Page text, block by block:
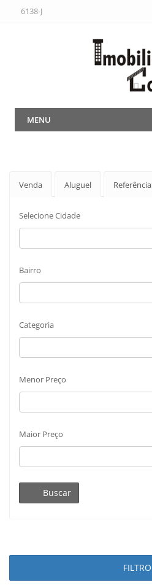
6138-J
MENU
Venda Aluguel Referência
Selecione Cidade
Bairro
Categoria
Menor Preço
Maior Preço
Buscar
FILTRO